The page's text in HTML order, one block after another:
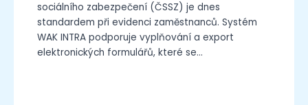
sociálního zabezpečení (ČSSZ) je dnes
standardem při evidenci zaměstnanců. Systém
WAK INTRA podporuje vyplňování a export
elektronických formulářů, které se…